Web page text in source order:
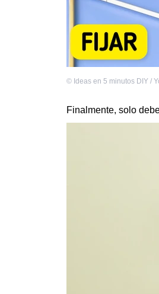
© Ideas en 5 minutos DIY /
Finalmente, solo